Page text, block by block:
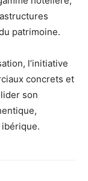
patrimoine.
l’initiative
concrets et
son